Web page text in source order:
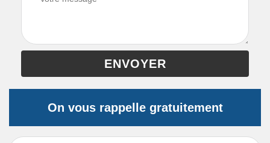
On vous rappelle gratuitement